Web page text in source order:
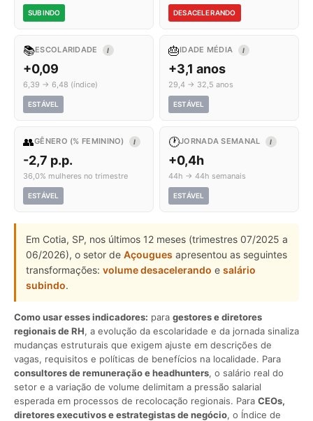
SUBINDO DESACELERANDO
📚ESCOLARIDADE I
+0,09
6,39 → 6,48 (índice)
ESTÁVEL
🎂IDADE MÉDIA I
+3,1 anos
29,4 → 32,5 anos
ESTÁVEL
👥GÊNERO (% FEMININO) I
-2,7 p.p.
36,0% mulheres no trimestre
ESTÁVEL
🕐JORNADA SEMANAL I
+0,4h
44h → 44h semanais
ESTÁVEL
Em Cotia, SP, nos últimos 12 meses (trimestres 07/2025 a
06/2026), o setor de Açougues apresentou as seguintes
transformações: volume desacelerando e salário
subindo.
Como usar esses indicadores: para gestores e diretores
regionais de RH, a evolução da escolaridade e da jornada sinaliza
mudanças estruturais que exigem ajuste em descrições de
vagas, requisitos e políticas de benefícios na localidade. Para
consultores de remuneração e headhunters, o salário real do
setor e a variação de volume delimitam a pressão salarial
esperada em processos de recolocação regionais. Para CEOs,
diretores executivos e estrategistas de negócio, o Índice de